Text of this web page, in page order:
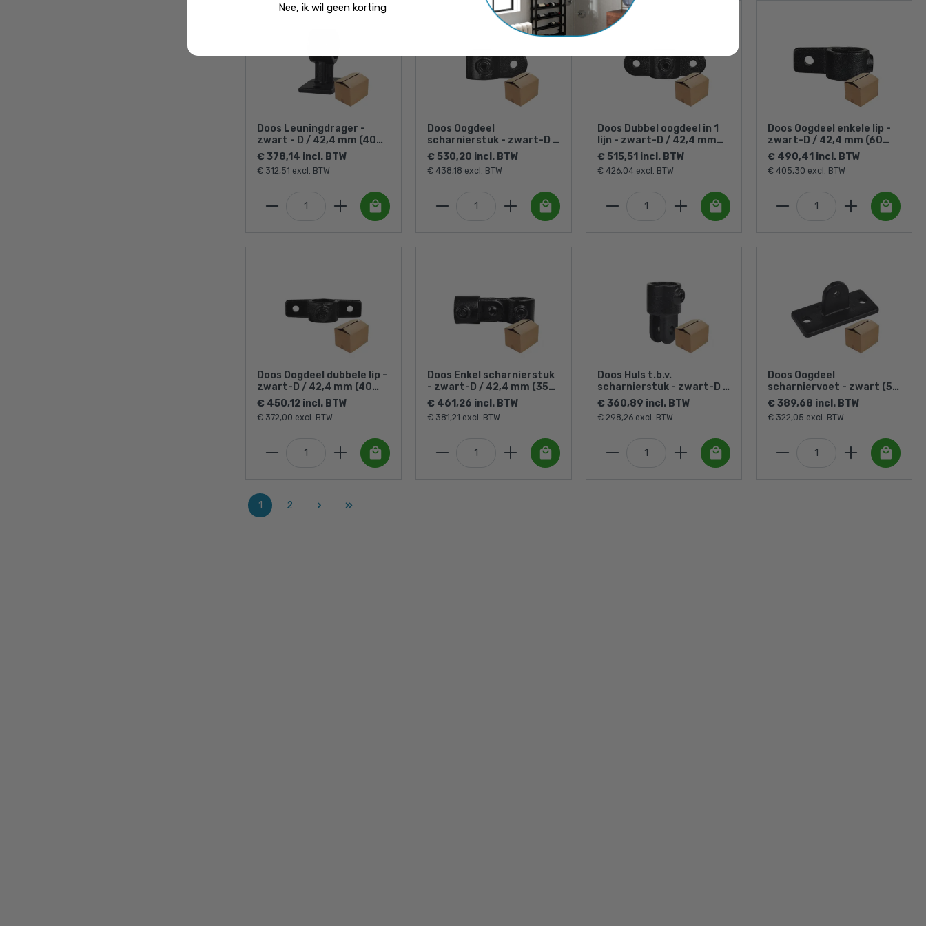
Doos Leuningdrager -
zwart - D / 42,4 mm (40
stuks)
€ 378,14 incl. BTW
€ 312,51 excl. BTW
Doos Oogdeel
scharnierstuk - zwart-D /
42,4 mm (80 stuks)
€ 530,20 incl. BTW
€ 438,18 excl. BTW
Doos Dubbel oogdeel in 1
lijn - zwart-D / 42,4 mm
(60 stuks)
€ 515,51 incl. BTW
€ 426,04 excl. BTW
Doos Oogdeel enkele lip -
zwart-D / 42,4 mm (60
stuks)
€ 490,41 incl. BTW
€ 405,30 excl. BTW
Doos Oogdeel dubbele lip -
zwart-D / 42,4 mm (40
stuks)
€ 450,12 incl. BTW
€ 372,00 excl. BTW
Doos Enkel scharnierstuk
- zwart-D / 42,4 mm (35
stuks)
€ 461,26 incl. BTW
€ 381,21 excl. BTW
Doos Huls t.b.v.
scharnierstuk - zwart-D /
42,4 mm (40 stuks)
€ 360,89 incl. BTW
€ 298,26 excl. BTW
Doos Oogdeel
scharniervoet - zwart (50
stuks)
€ 389,68 incl. BTW
€ 322,05 excl. BTW
1 2
Nee, ik wil geen korting